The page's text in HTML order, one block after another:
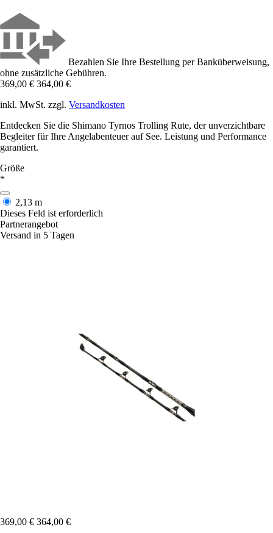
Bezahlen Sie Ihre Bestellung per Banküberweisung,
ohne zusätzliche Gebühren.
369,00 € 364,00 €
inkl. MwSt. zzgl. Versandkosten
Entdecken Sie die Shimano Tyrnos Trolling Rute, der unverzichtbare
Begleiter für Ihre Angelabenteuer auf See. Leistung und Performance
garantiert.
Größe
*
2,13 m
Dieses Feld ist erforderlich
Partnerangebot
Versand in 5 Tagen
369,00 € 364,00 €